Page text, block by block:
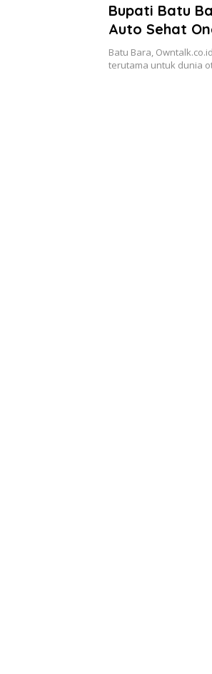
Bupati Batu
Auto Sehat
Batu Bara,
terutama untuk dunia